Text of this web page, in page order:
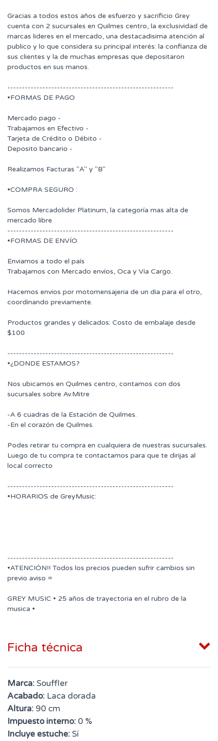
Gracias a todos estos años de esfuerzo y sacrificio Grey
cuenta con 2 sucursales en Quilmes centro, la exclusividad de
marcas lideres en el mercado, una destacadisima atención al
publico y lo que considera su principal interés: la confianza de
sus clientes y la de muchas empresas que depositaron
productos en sus manos.
---------------------------------------------------------
•FORMAS DE PAGO
Mercado pago -
Trabajamos en Efectivo -
Tarjeta de Crédito o Débito -
Deposito bancario -
Realizamos Facturas "A" y "B"
•COMPRA SEGURO :
Somos Mercadolider Platinum, la categoría mas alta de
mercado libre
---------------------------------------------------------
•FORMAS DE ENVÍO
Enviamos a todo el país
Trabajamos con Mercado envíos, Oca y Vía Cargo.
Hacemos envios por motomensajeria de un dia para el otro,
coordinando previamente.
Productos grandes y delicados: Costo de embalaje desde
$100
---------------------------------------------------------
•¿DONDE ESTAMOS?
Nos ubicamos en Quilmes centro, contamos con dos
sucursales sobre Av.Mitre
-A 6 cuadras de la Estación de Quilmes.
-En el corazón de Quilmes.
Podes retirar tu compra en cualquiera de nuestras sucursales.
Luego de tu compra te contactamos para que te dirijas al
local correcto
---------------------------------------------------------
•HORARIOS de GreyMusic:
---------------------------------------------------------
•ATENCIÓN!! Todos los precios pueden sufrir cambios sin
previo aviso =
GREY MUSIC • 25 años de trayectoria en el rubro de la
musica •
Ficha técnica
Marca:Souffler
Acabado: Laca dorada
Altura: 90 cm
Impuesto interno: 0 %
Incluye estuche:Sí